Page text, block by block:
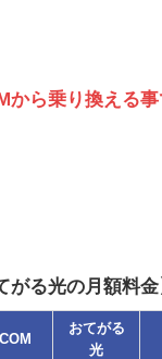
から乗り換える
がる光の月額料金
おてがる
光